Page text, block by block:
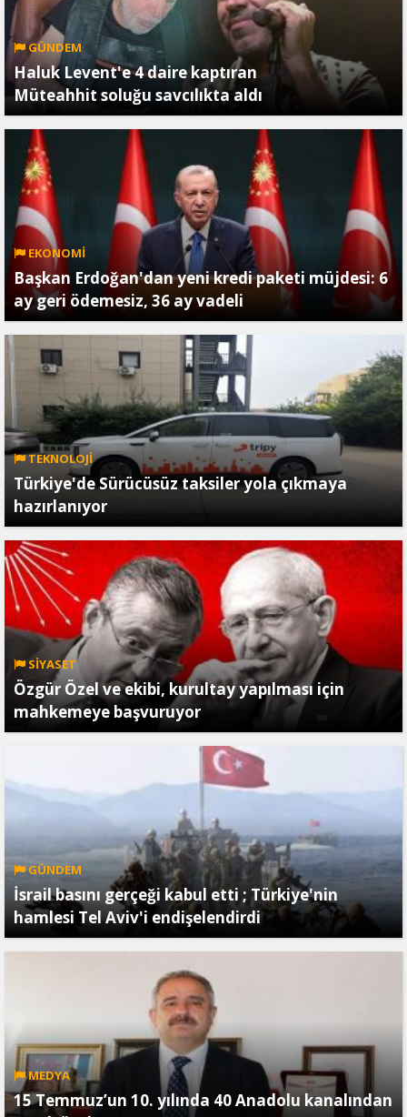
GÜNDEM
Haluk Levent'e 4 daire kaptıran
Müteahhit soluğu savcılıkta aldı
EKONOMİ
Başkan Erdoğan'dan yeni kredi paketi müjdesi: 6
ay geri ödemesiz, 36 ay vadeli
TEKNOLOJİ
Türkiye'de Sürücüsüz taksiler yola çıkmaya
hazırlanıyor
SİYASET
Özgür Özel ve ekibi, kurultay yapılması için
mahkemeye başvuruyor
GÜNDEM
İsrail basını gerçeği kabul etti ; Türkiye'nin
hamlesi Tel Aviv'i endişelendirdi
MEDYA
15 Temmuz’un 10. yılında 40 Anadolu kanalından